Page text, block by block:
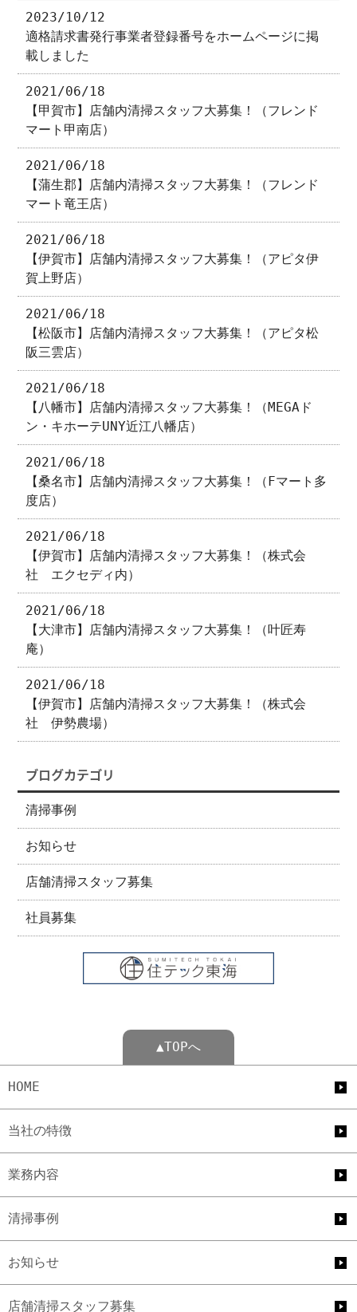
2023/10/12
適格請求書発行事業者登録番号をホームページに掲
載しました
2021/06/18
【甲賀市】店舗内清掃スタッフ大募集！（フレンド
マート甲南店）
2021/06/18
【蒲生郡】店舗内清掃スタッフ大募集！（フレンド
マート竜王店）
2021/06/18
【伊賀市】店舗内清掃スタッフ大募集！（アピタ伊
賀上野店）
2021/06/18
【松阪市】店舗内清掃スタッフ大募集！（アピタ松
阪三雲店）
2021/06/18
【八幡市】店舗内清掃スタッフ大募集！（MEGAド
ン・キホーテUNY近江八幡店）
2021/06/18
【桑名市】店舗内清掃スタッフ大募集！（Fマート多
度店）
2021/06/18
【伊賀市】店舗内清掃スタッフ大募集！（株式会
社 エクセディ内）
2021/06/18
【大津市】店舗内清掃スタッフ大募集！（叶匠寿
庵）
2021/06/18
【伊賀市】店舗内清掃スタッフ大募集！（株式会
社 伊勢農場）
ブログカテゴリ
清掃事例
お知らせ
店舗清掃スタッフ募集
社員募集
▲TOPへ
HOME
当社の特徴
業務内容
清掃事例
お知らせ
店舗清掃スタッフ募集